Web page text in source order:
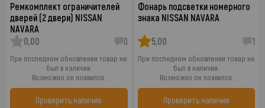
Ремкомплект ограничителей
дверей (2 двери) NISSAN
NAVARA
0,00
0
При последнем обновлении товар не
был в наличии.
Возможно он появился.
Проверить наличие
Фонарь подсветки номерного
знака NISSAN NAVARA
5,00 1
При последнем обновлении товар не
был в наличии.
Возможно он появился.
Проверить наличие